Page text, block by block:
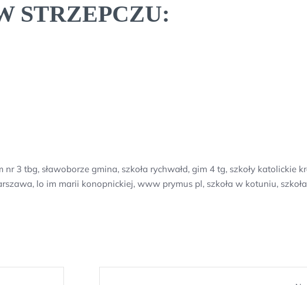
STRZEPCZU:
3 tbg, sławoborze gmina, szkoła rychwałd, gim 4 tg, szkoły katolickie
lo im marii konopnickiej, www prymus pl, szkoła w kotuniu,